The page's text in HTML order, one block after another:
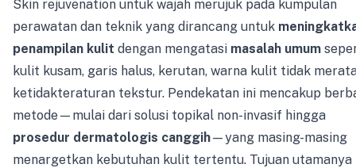
Skin rejuvenation untuk wajah merujuk pada kumpulan
perawatan dan teknik yang dirancang untuk
penampilan kulit dengan mengatasi masalah umum
kulit kusam, garis halus, kerutan, warna kulit tidak
ketidakteraturan tekstur. Pendekatan ini mencakup
metode—mulai dari solusi topikal non-invasif hingga
prosedur dermatologis canggih—yang masing-masing
menargetkan kebutuhan kulit tertentu. Tujuan utamanya